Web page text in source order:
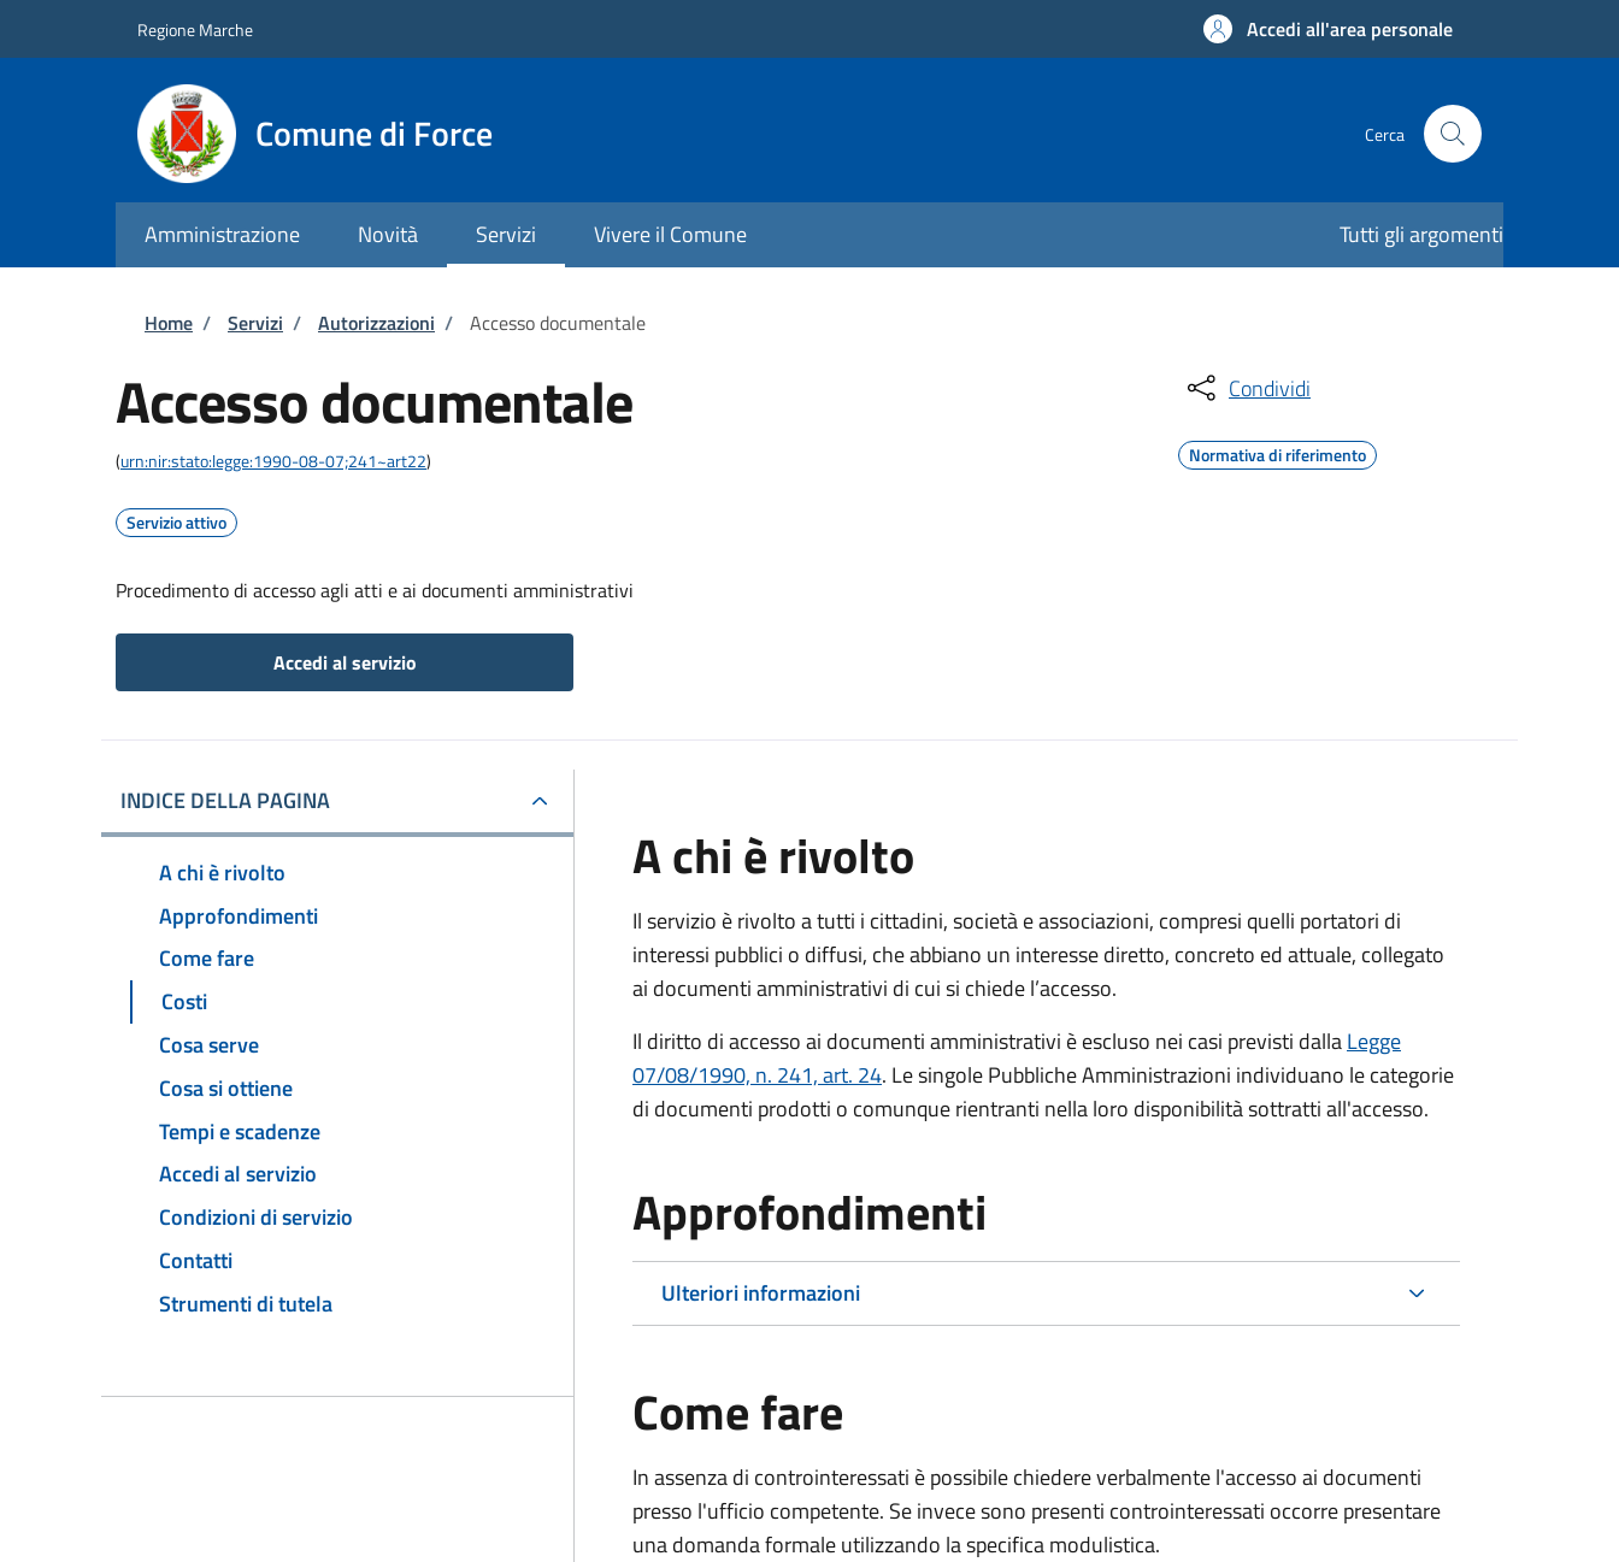
Regione Marche Accedi all'area personale
Comune di Force Cerca
Amministrazione Novità Servizi Vivere il Comune Tutti gli argomenti
Briciole di pane
Home / Servizi / Autorizzazioni / Accesso documentale
Accesso documentale
(urn:nir:stato:legge:1990-08-07;241~art22)
Servizio attivo
Procedimento di accesso agli atti e ai documenti amministrativi
Accedi al servizio
Condividi
Normativa di riferimento
INDICE DELLA PAGINA
A chi è rivolto
Approfondimenti
Come fare
Costi
Cosa serve
Cosa si ottiene
Tempi e scadenze
Accedi al servizio
Condizioni di servizio
Contatti
Strumenti di tutela
A chi è rivolto
Il servizio è rivolto a tutti i cittadini, società e associazioni, compresi quelli portatori di
interessi pubblici o diffusi, che abbiano un interesse diretto, concreto ed attuale, collegato
ai documenti amministrativi di cui si chiede l’accesso.
Il diritto di accesso ai documenti amministrativi è escluso nei casi previsti dallaLegge
07/08/1990, n. 241, art. 24. Le singole Pubbliche Amministrazioni individuano le categorie
di documenti prodotti o comunque rientranti nella loro disponibilità sottratti all'accesso.
Approfondimenti
Ulteriori informazioni
Come fare
In assenza di controinteressati è possibile chiedere verbalmente l'accesso ai documenti
presso l'ufficio competente. Se invece sono presenti controinteressati occorre presentare
una domanda formale utilizzando la specifica modulistica.